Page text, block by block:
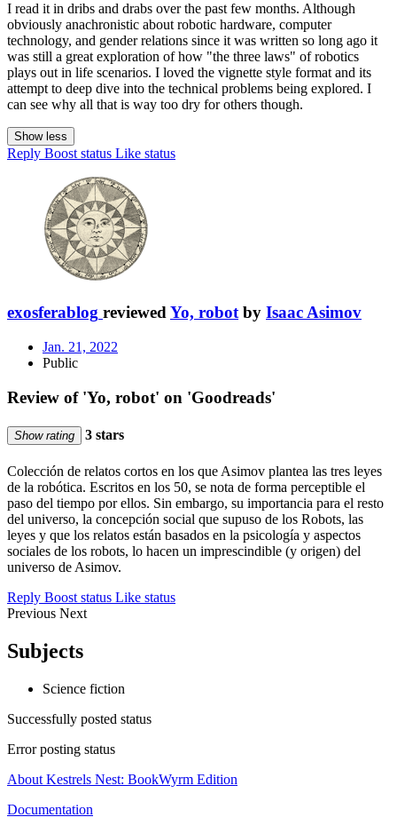
I read it in dribs and drabs over the past few months. Although
obviously anachronistic about robotic hardware, computer
technology, and gender relations since it was written so long ago it
was still a great exploration of how "the three laws" of robotics
plays out in life scenarios. I loved the vignette style format and its
attempt to deep dive into the technical problems being explored. I
can see why all that is way too dry for others though.
Show less
Reply Boost status Like status
exosferablog reviewed Yo, robot by Isaac Asimov
Jan. 21, 2022
Public
Review of 'Yo, robot' on 'Goodreads'
Show rating 3 stars
Colección de relatos cortos en los que Asimov plantea las tres leyes
de la robótica. Escritos en los 50, se nota de forma perceptible el
paso del tiempo por ellos. Sin embargo, su importancia para el resto
del universo, la concepción social que supuso de los Robots, las
leyes y que los relatos están basados en la psicología y aspectos
sociales de los robots, lo hacen un imprescindible (y origen) del
universo de Asimov.
Reply Boost status Like status
Previous Next
Subjects
Science fiction
Successfully posted status
Error posting status
About Kestrels Nest: BookWyrm Edition
Documentation